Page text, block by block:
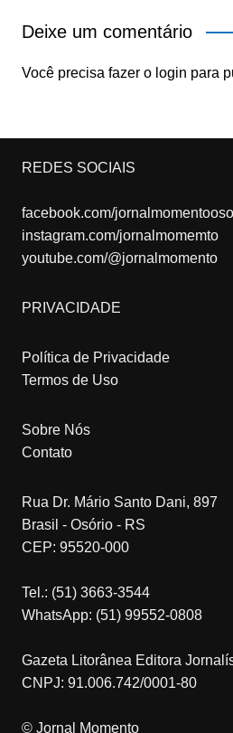
Deixe um comentário
Você precisa fazer o login para
REDES SOCIAIS
facebook.com/
instagram.com/jornalmomemto
youtube.com/@jornalmomento
PRIVACIDADE
Política de Privacidade
Termos de Uso
Sobre Nós
Contato
Rua Dr. Mário Santo Dani, 897
Brasil - Osório - RS
CEP: 95520-000
Tel.: (51) 3663-3544
WhatsApp: (51) 99552-0808
Gazeta Litorânea Editora
CNPJ: 91.006.742/0001-80
© Jornal Momento